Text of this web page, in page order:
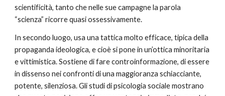
scientificità, tanto che nelle sue campagne la parola
“scienza” ricorre quasi ossessivamente.
In secondo luogo, usa una tattica molto efficace, tipica della
propaganda ideologica, e cioè si pone in un’ottica minoritaria
e vittimistica. Sostiene di fare controinformazione, di essere
in dissenso nei confronti di una maggioranza schiacciante,
potente, silenziosa. Gli studi di psicologia sociale mostrano